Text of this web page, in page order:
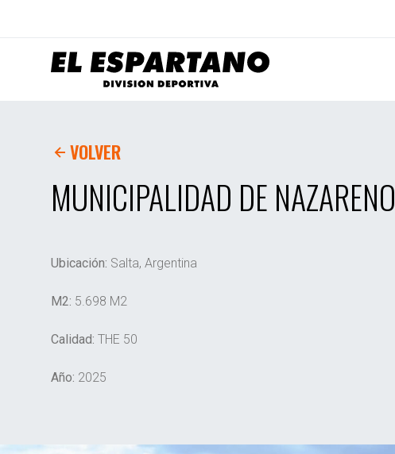
VOLVER
MUNICIPALIDAD DE NAZARENO
Ubicación: Salta, Argentina
M2: 5.698 M2
Calidad: THE 50
Año: 2025